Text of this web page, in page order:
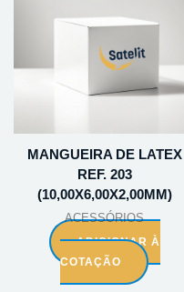
MANGUEIRA DE LATEX
REF. 203
(10,00X6,00X2,00MM)
ACESSÓRIOS
ADICIONAR À
COTAÇÃO